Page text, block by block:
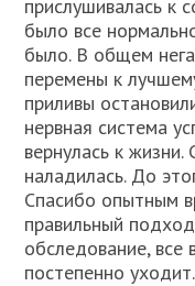
прислушивалась к
было все
было. В общем
перемены к
приливы
нервная система
вернулась к
наладилась. До
Спасибо опытным
правильный
обследование, все
постепенно